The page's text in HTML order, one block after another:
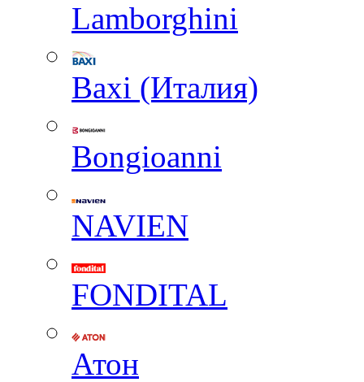
Lamborghini
Baxi (Италия)
Вongioanni
NAVIEN
FONDITAL
Атон